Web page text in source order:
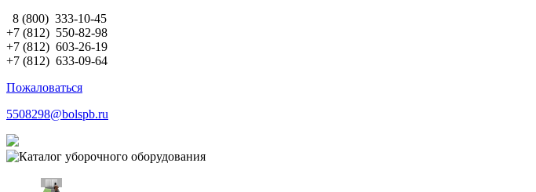
8 (800) 333-10-45
+7 (812) 550-82-98
+7 (812) 603-26-19
+7 (812) 633-09-64
Пожаловаться
5508298@bolspb.ru